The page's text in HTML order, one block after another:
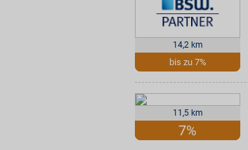
14,2 km
bis zu 7%
11,5 km
7%